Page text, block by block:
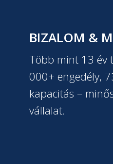
BIZALOM &
Több mint 13 év
000+ engedély,
kapacitás –
vállalat.